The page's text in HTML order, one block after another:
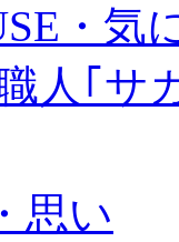
・
人｢サ
思い